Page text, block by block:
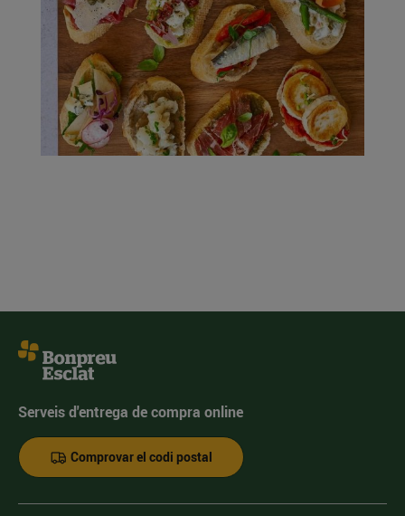
Serveis d'entrega de compra online
Comprovar el codi postal